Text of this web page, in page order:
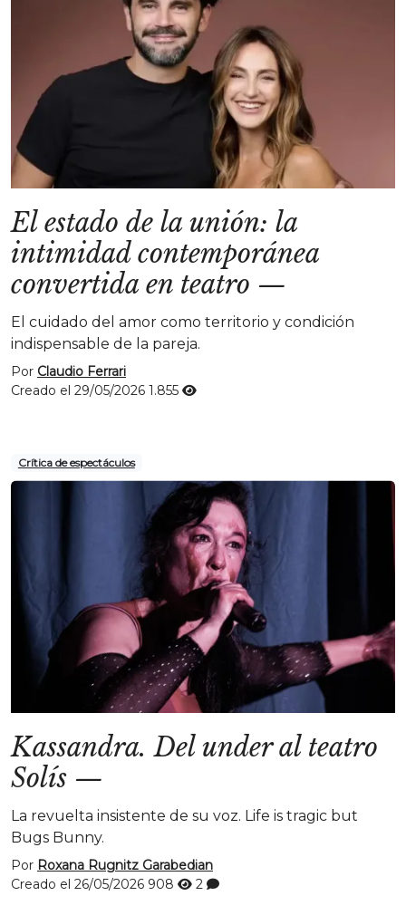
El estado de la unión: la
intimidad contemporánea
convertida en teatro —
El cuidado del amor como territorio y condición
indispensable de la pareja.
Por Claudio Ferrari
Creado el 29/05/2026 1.855
Crítica de espectáculos
Kassandra. Del under al teatro
Solís —
La revuelta insistente de su voz. Life is tragic but
Bugs Bunny.
Por Roxana Rugnitz Garabedian
Creado el 26/05/2026 908 2